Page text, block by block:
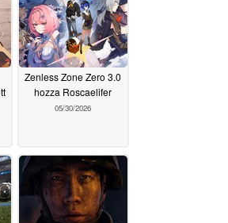
Zenless Zone Zero 3.0
hozza Roscaelifer
05/30/2026